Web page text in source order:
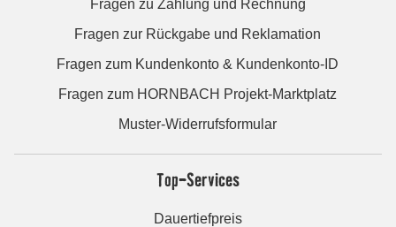
Fragen zu Zahlung und Rechnung
Fragen zur Rückgabe und Reklamation
Fragen zum Kundenkonto & Kundenkonto-ID
Fragen zum HORNBACH Projekt-Marktplatz
Muster-Widerrufsformular
Top-Services
Dauertiefpreis